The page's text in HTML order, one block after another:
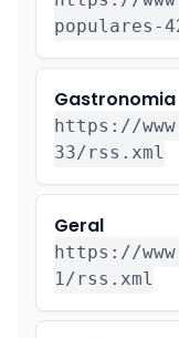
populares-
Gastronomia
https://
33/rss.xml
Geral
https://
1/rss.xml